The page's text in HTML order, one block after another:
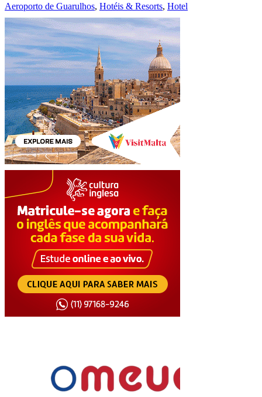
Aeroporto de Guarulhos, Hotéis & Resorts, Hotel